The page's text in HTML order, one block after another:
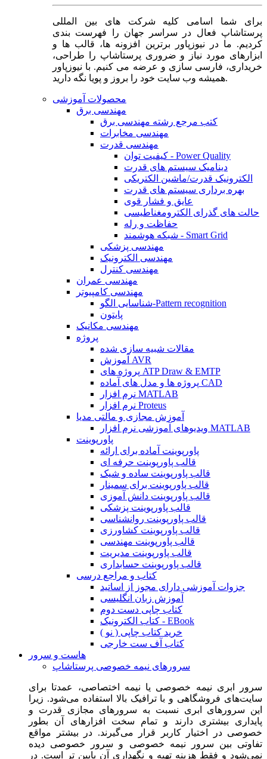
برای شما اسامی کلیه شرکت های بین المللی
پرستاشاپ فعال در سراسر جهان را فهرست بندی
کردیم. ما در نیوزپاور برترین افزونه ها، قالب ها و
ابزارهای مورد نیاز و ضروری پرستاشاپ را طراحی،
خریداری، فارسی سازی و عرضه می کنیم. با نیوزپاور
همیشه وب سایت خود را بروز و پویا نگه دارید.
محصولات آموزشی
مهندسی برق
کتب مرجع رشته مهندسی برق
مهندسی مخابرات
مهندسی قدرت
کیفیت توان - Power Quality
دینامیک سیستم های قدرت
الکترونیک قدرت/ماشین الکتریکی
بهره برداری سیستم های قدرت
عایق و فشار قوی
حالت های گذرای الکترومغناطیسی
حفاظت و رله
شبکه هوشمند - Smart Grid
مهندسی پزشکی
مهندسی الکترونیک
مهندسی کنترل
مهندسی عمران
مهندسی کامپیوتر
شناسایی الگو-Pattern recognition
پایتون
مهندسی مکانیک
پروژه
مقالات شبیه سازی شده
آموزش AVR
پروژه های ATP Draw & EMTP
پروژه ها و مدل های آماده CAD
نرم افزار MATLAB
نرم افزار Proteus
آموزش مجازی و مالتی مدیا
ویدیوهای آموزشی نرم افزار MATLAB
پاورپوینت
پاورپوینت آماده برای ارائه
قالب پاورپوینت حرفه ای
قالب پاورپوینت ساده و شیک
قالب پاورپوینت برای سمینار
قالب پاورپوینت دانش آموزی
قالب پاورپوینت پزشکی
قالب پاورپوینت روانشناسی
قالب پاورپوینت کشاورزی
قالب پاورپوینت مهندسی
قالب پاورپوینت مدیریت
قالب پاورپوینت حسابداری
کتاب و مراجع درسی
جزوات آموزشی دارای مجوز از اساتید
آموزش زبان انگلیسی
کتاب چاپی دست دوم
کتاب الکترونیک - EBook
خرید کتاب چاپی ( نو )
کتاب آف ست خارجی
هاست و سرور
سرورهای نیمه خصوصی پرستاشاپ
سرور ابری نیمه خصوصی یا نیمه اختصاصی، عمدتا برای
سایت‌های فروشگاهی و با ترافیک بالا استفاده می‌شود. زیرا
این سرورهای ابری نسبت به سرورهای مجازی قدرت و
پایداری بیشتری دارند و تمام سخت افزارهای آن بطور
خصوصی در اختیار کاربر قرار می‌گیرند. در بیشتر مواقع
تفاوتی بین سرور نیمه خصوصی و سرور خصوصی دیده
نمی‌شود و فقط هزینه تهیه و نگهداری آن پایین تر است. در